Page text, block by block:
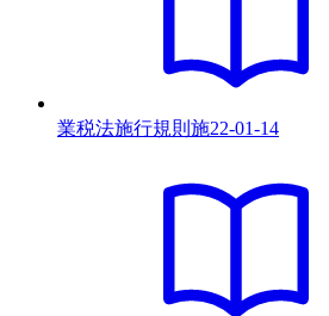
業税法施行規則 施22-01-14